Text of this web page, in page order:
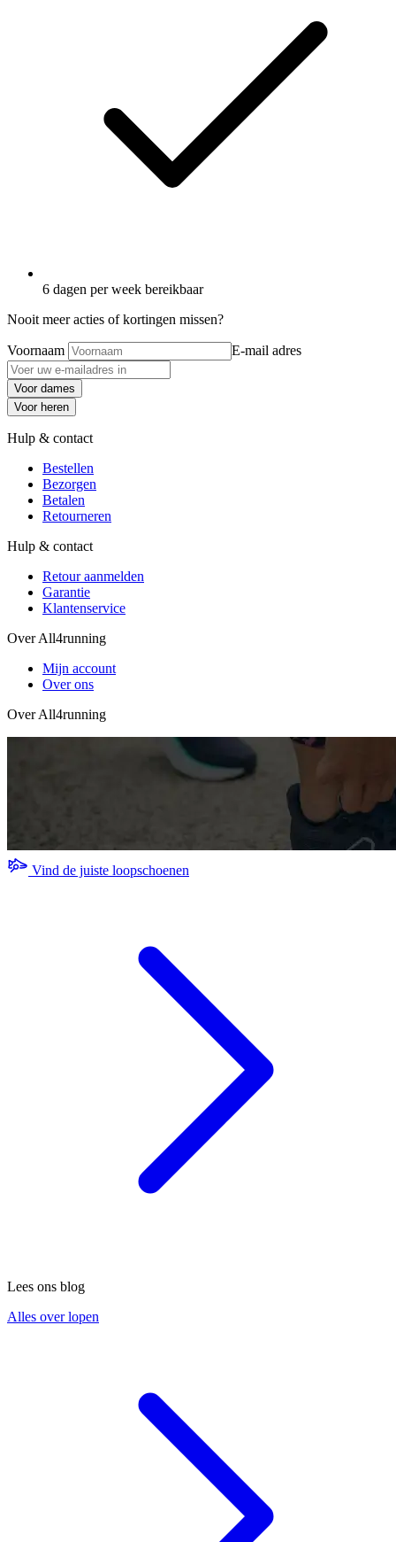
6 dagen per week bereikbaar
Nooit meer acties of kortingen missen?
Voornaam E-mail adres
Voor dames
Voor heren
Hulp & contact
Bestellen
Bezorgen
Betalen
Retourneren
Hulp & contact
Retour aanmelden
Garantie
Klantenservice
Over All4running
Mijn account
Over ons
Over All4running
Vind de juiste loopschoenen
Lees ons blog
Alles over lopen